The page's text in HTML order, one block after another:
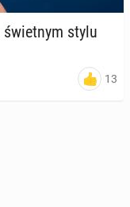
świet­nym stylu
13